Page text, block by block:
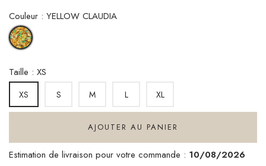
Couleur : YELLOW CLAUDIA
YELLOW
CLAUDIA
Taille : XS
XS S M L XL
AJOUTER AU PANIER
Estimation de livraison pour votre commande : 10/08/2026